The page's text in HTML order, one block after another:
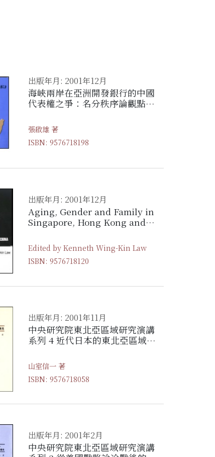
出版年月: 2001年12月
海峽兩岸在亞洲開發銀行的中國
代表權之爭：名分秩序論觀點的
張啟雄 著
ISBN: 9576718198
出版年月: 2001年12月
Aging, Gender and Family in
Singapore, Hong Kong and
Edited by Kenneth Wing-Kin Law
ISBN: 9576718120
出版年月: 2001年11月
中央研究院東北亞區域研究演講
系列 4 近代日本的東北亞區域秩
山室信一 著
ISBN: 9576718058
出版年月: 2001年2月
中央研究院東北亞區域研究演講